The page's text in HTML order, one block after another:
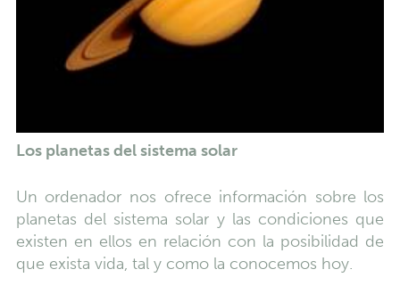
Los planetas del sistema solar
Un ordenador nos ofrece información sobre los
planetas del sistema solar y las condiciones que
existen en ellos en relación con la posibilidad de
que exista vida, tal y como la conocemos hoy.